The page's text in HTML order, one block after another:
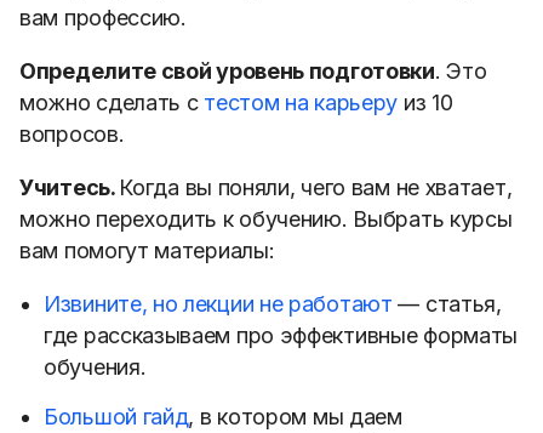
вам профессию.
Определите свой уровень подготовки. Это
можно сделать с тестом на карьеру из 10
вопросов.
Учитесь. Когда вы поняли, чего вам не хватает,
можно переходить к обучению. Выбрать курсы
вам помогут материалы:
Извините, но лекции не работают — статья,
где рассказываем про эффективные форматы
обучения.
Большой гайд, в котором мы даем